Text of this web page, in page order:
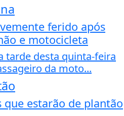
ferido após
e motocicleta
tarde desta quinta-feira
da moto...
que estarão de plantão